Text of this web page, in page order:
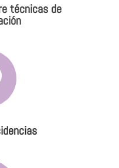
técnicas de